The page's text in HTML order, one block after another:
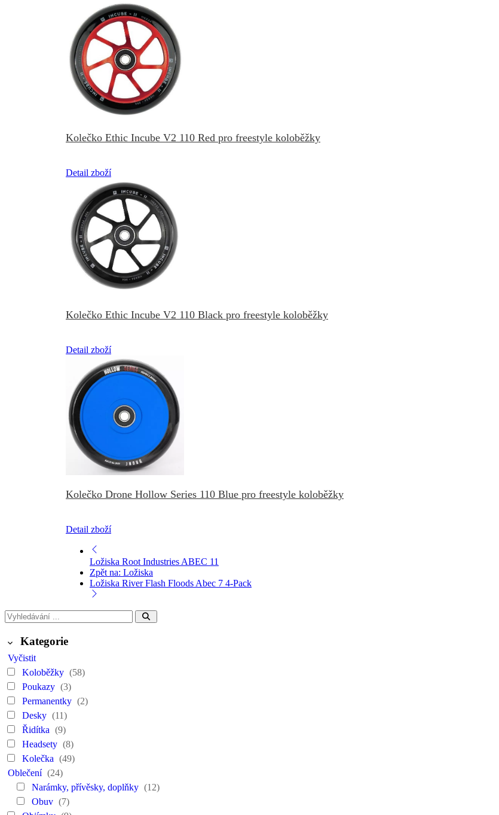
Kolečko Ethic Incube V2 110 Red pro freestyle koloběžky
Detail zboží
Kolečko Ethic Incube V2 110 Black pro freestyle koloběžky
Detail zboží
Kolečko Drone Hollow Series 110 Blue pro freestyle koloběžky
Detail zboží
Ložiska Root Industries ABEC 11
Zpět na: Ložiska
Ložiska River Flash Floods Abec 7 4-Pack
Kategorie
Vyčistit
Koloběžky (58)
Poukazy (3)
Permanentky (2)
Desky (11)
Řidítka (9)
Headsety (8)
Kolečka (49)
Oblečení (24)
Narámky, přívěsky, doplňky (12)
Obuv (7)